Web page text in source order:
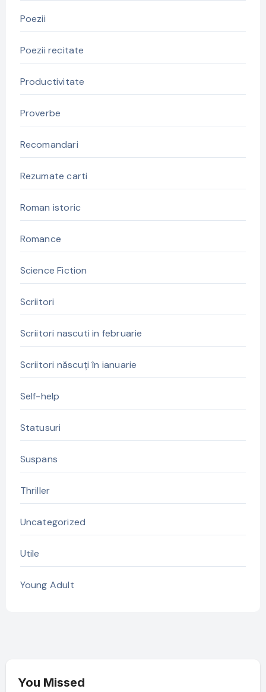
Poezii
Poezii recitate
Productivitate
Proverbe
Recomandari
Rezumate carti
Roman istoric
Romance
Science Fiction
Scriitori
Scriitori nascuti in februarie
Scriitori născuți în ianuarie
Self-help
Statusuri
Suspans
Thriller
Uncategorized
Utile
Young Adult
You Missed